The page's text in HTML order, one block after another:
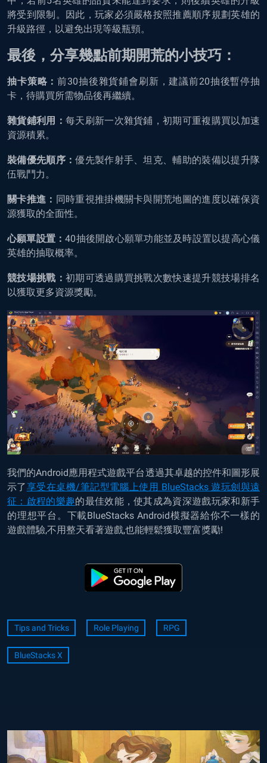
將受到限制。因此，玩家必須嚴格按照推薦順序規劃英雄的
升級路徑，以避免出現等級瓶頸。
最後，分享幾點前期開荒的小技巧：
抽卡策略：前30抽後雜貨鋪會刷新，建議前20抽後暫停抽
卡，待購買所需物品後再繼續。
雜貨鋪利用： 每天刷新一次雜貨鋪，初期可重複購買以加速
資源積累。
裝備優先順序：優先製作射手、坦克、輔助的裝備以提升隊
伍戰鬥力。
關卡推進： 同時重視推掛機關卡與開荒地圖的進度以確保資
源獲取的全面性。
心願單設置：40抽後開啟心願單功能並及時設置以提高心儀
英雄的抽取概率。
競技場挑戰： 初期可透過購買挑戰次數快速提升競技場排名
以獲取更多資源獎勵。
我們的Android應用程式遊戲平台透過其卓越的控件和圖形展
示了享受在桌機/筆記型電腦上使用 BlueStacks 遊玩劍與遠
征：啟程的樂趣的最佳效能，使其成為資深遊戲玩家和新手
的理想平台。下載BlueStacks Android模擬器給你不一樣的
遊戲體驗,不用整天看著遊戲,也能輕鬆獲取豐富獎勵!
Tips and Tricks Role Playing RPG
BlueStacks X